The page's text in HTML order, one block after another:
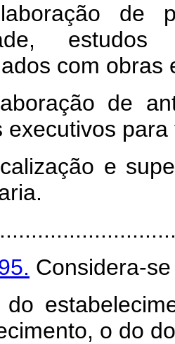
de
com obras
de
executivos
e
Considera-
o do